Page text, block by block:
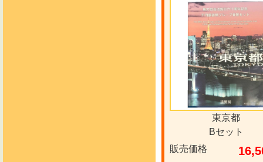
東京都
Bセット
販売価格